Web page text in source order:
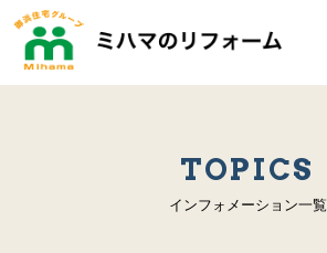
TOPICS
インフォメーション一覧